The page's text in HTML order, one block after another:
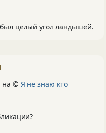
целый угол ландышей.
на © Я не знаю кто